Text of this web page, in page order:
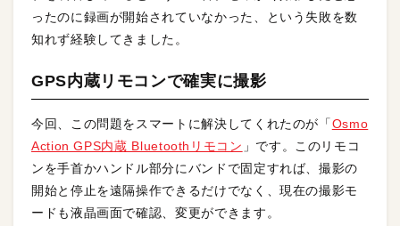
ったのに録画が開始されていなかった、という失敗を数
知れず経験してきました。
GPS内蔵リモコンで確実に撮影
今回、この問題をスマートに解決してくれたのが「Osmo
Action GPS内蔵 Bluetoothリモコン 」です。このリモコ
ンを手首かハンドル部分にバンドで固定すれば、撮影の
開始と停止を遠隔操作できるだけでなく、現在の撮影モ
ードも液晶画面で確認、変更ができます。